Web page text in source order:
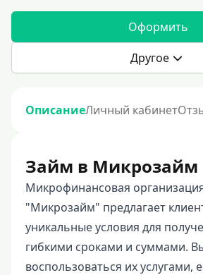
Оформить
Другое
ОписаниеЛичный кабинет
Займ в Микрозайм
Микрофинансовая
"Микрозайм" предлагает
уникальные условия для
гибкими сроками и суммами.
воспользоваться их услугами,